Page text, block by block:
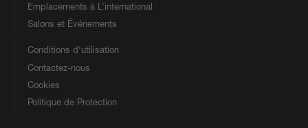
Emplacements à L’international
Salons et Événements
Conditions d'utilisation
Contactez-nous
Cookies
Politique de Protection